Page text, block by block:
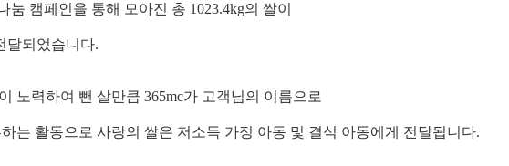
캠페인을 통해 모아진 총 1023.4kg의 쌀이
달되었습니다.
노력하여 뺀 살만큼 365mc가 고객님의 이름으로
는 활동으로 사랑의 쌀은 저소득 가정 아동 및 결식 아동에게 전달됩니다.